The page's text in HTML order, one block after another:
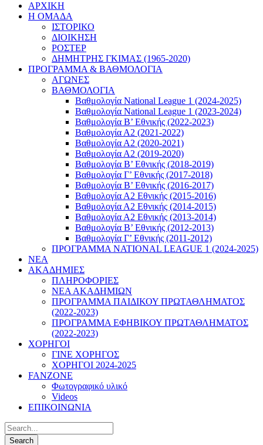
ΑΡΧΙΚΗ
Η ΟΜΑΔΑ
ΙΣΤΟΡΙΚΟ
ΔΙΟΙΚΗΣΗ
ΡΟΣΤΕΡ
ΔΗΜΗΤΡΗΣ ΓΚΙΜΑΣ (1965-2020)
ΠΡΟΓΡΑΜΜΑ & ΒΑΘΜΟΛΟΓΙΑ
ΑΓΩΝΕΣ
ΒΑΘΜΟΛΟΓΙΑ
Βαθμολογία National League 1 (2024-2025)
Βαθμολογία National League 1 (2023-2024)
Βαθμολογία Β’ Εθνικής (2022-2023)
Βαθμολογία Α2 (2021-2022)
Βαθμολογία Α2 (2020-2021)
Βαθμολογία Α2 (2019-2020)
Βαθμολογία B’ Εθνικής (2018-2019)
Βαθμολογία Γ’ Εθνικής (2017-2018)
Βαθμολογία Β’ Εθνικής (2016-2017)
Βαθμολογία Α2 Εθνικής (2015-2016)
Βαθμολογία Α2 Εθνικής (2014-2015)
Βαθμολογία Α2 Εθνικής (2013-2014)
Βαθμολογία Β’ Εθνικής (2012-2013)
Βαθμολογία Γ’ Εθνικής (2011-2012)
ΠΡΟΓΡΑΜΜΑ NATIONAL LEAGUE 1 (2024-2025)
ΝΕΑ
ΑΚΑΔΗΜΙΕΣ
ΠΛΗΡΟΦΟΡΙΕΣ
ΝΕΑ ΑΚΑΔΗΜΙΩΝ
ΠΡΟΓΡΑΜΜΑ ΠΑΙΔΙΚΟΥ ΠΡΩΤΑΘΛΗΜΑΤΟΣ
(2022-2023)
ΠΡΟΓΡΑΜΜΑ ΕΦΗΒΙΚΟΥ ΠΡΩΤΑΘΛΗΜΑΤΟΣ
(2022-2023)
ΧΟΡΗΓΟΙ
ΓΙΝΕ ΧΟΡΗΓΟΣ
ΧΟΡΗΓΟΙ 2024-2025
FANZONE
Φωτογραφικό υλικό
Videos
ΕΠΙΚΟΙΝΩΝΙΑ